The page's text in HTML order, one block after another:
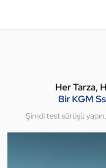
Her Tarza,
Bir KGM
Şimdi test sürüşü